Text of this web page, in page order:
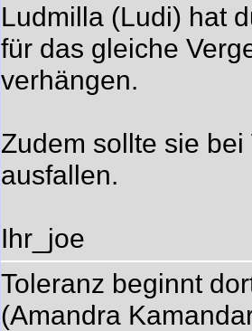
Ludmilla (Ludi) hat
für das gleiche
verhängen.
Zudem sollte sie
ausfallen.
Ihr_joe
Toleranz beginnt
(Amandra